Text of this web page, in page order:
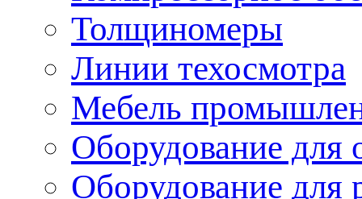
Толщиномеры
Линии техосмотра
Мебель
Оборудование для
Оборудование для